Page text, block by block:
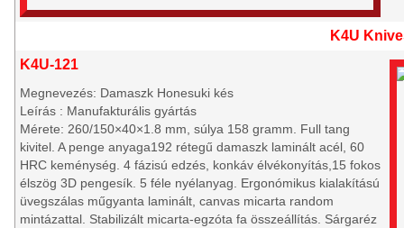
K4U
K4U-121
Megnevezés: Damaszk Honesuki kés
Leírás : Manufakturális gyártás
Mérete: 260/150×40×1.8 mm, súlya 158 gramm. Full tang
kivitel. A penge anyaga192 rétegű damaszk laminált acél, 60
HRC keménység. 4 fázisú edzés, konkáv élvékonyítás,15 fokos
élszög 3D pengesík. 5 féle nyélanyag. Ergonómikus kialakítású
üvegszálas műgyanta laminált, canvas micarta random
mintázattal. Stabilizált micarta-egzóta fa összeállítás. Sárgaréz